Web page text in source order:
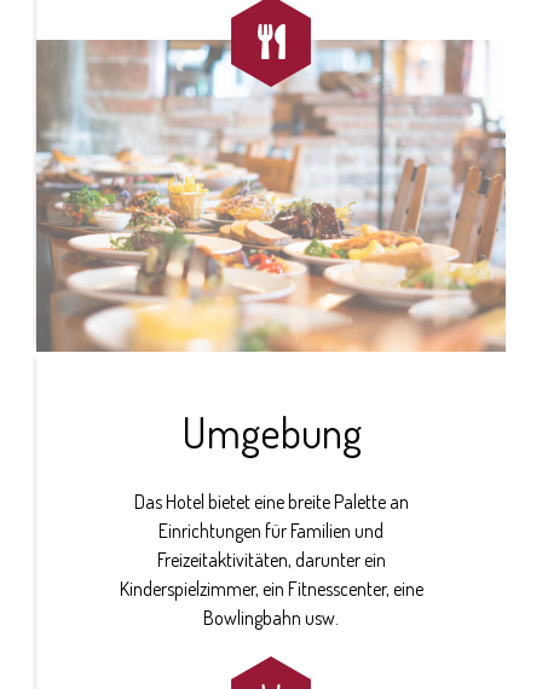

Umgebung
Das Hotel bietet eine breite Palette an
Einrichtungen für Familien und
Freizeitaktivitäten, darunter ein
Kinderspielzimmer, ein Fitnesscenter, eine
Bowlingbahn usw.